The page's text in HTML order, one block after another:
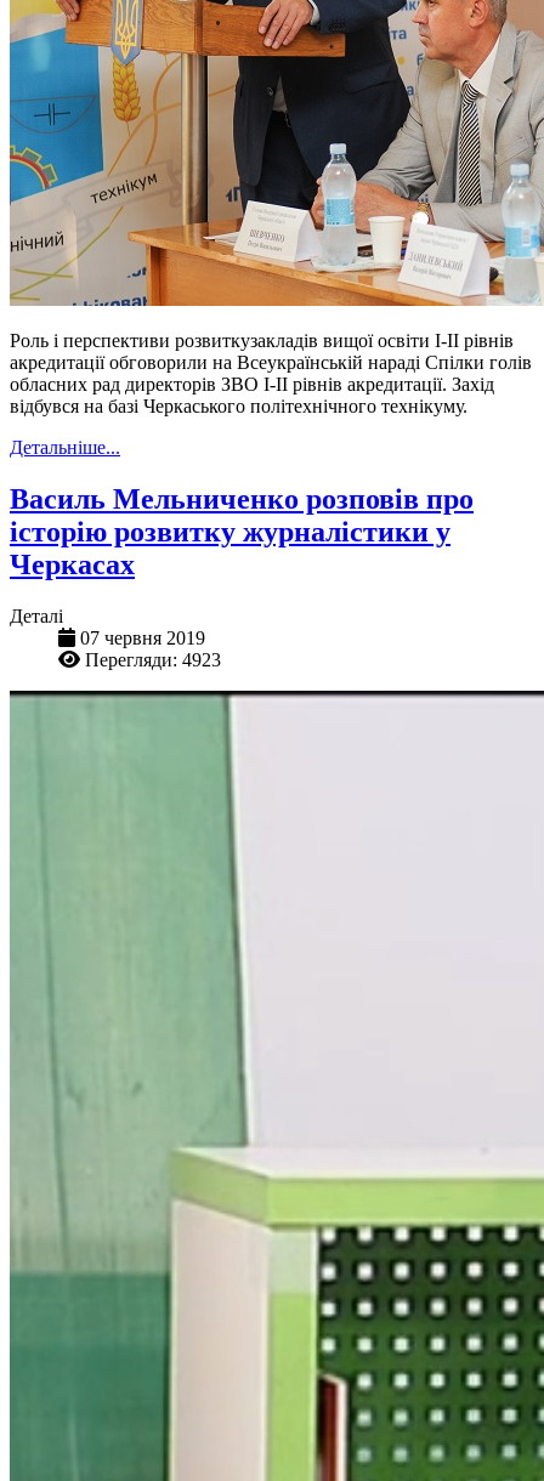
Роль і перспективи розвиткузакладів вищої освіти І-ІІ рівнів
акредитації обговорили на Всеукраїнській нараді Спілки голів
обласних рад директорів ЗВО І-ІІ рівнів акредитації. Захід
відбувся на базі Черкаського політехнічного технікуму.
Детальніше...
Василь Мельниченко розповів про
історію розвитку журналістики у
Черкасах
Деталі
07 червня 2019
Перегляди: 4923